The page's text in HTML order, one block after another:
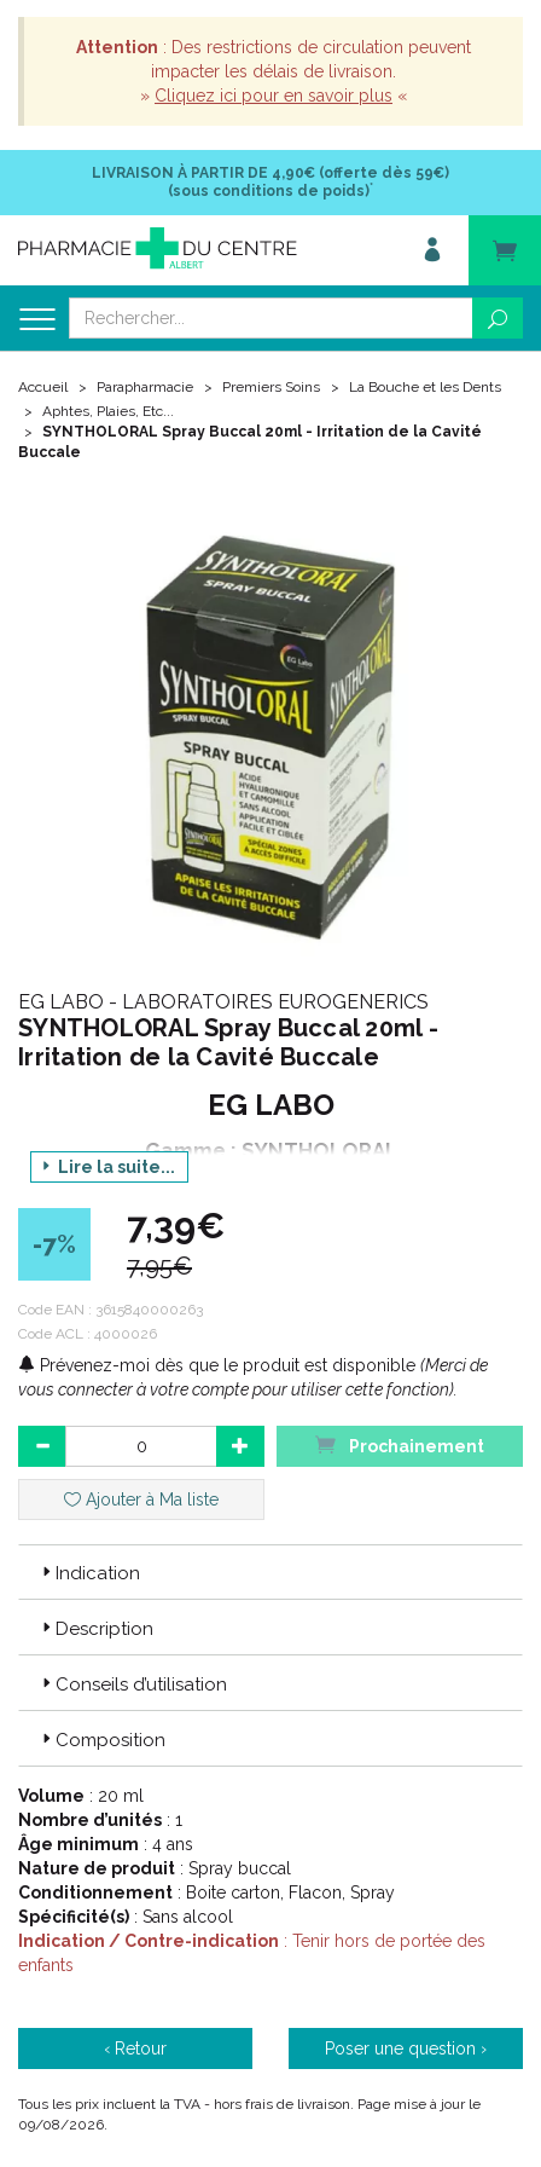
Attention : Des restrictions de circulation peuvent
impacter les délais de livraison.
» Cliquez ici pour en savoir plus «
LIVRAISON À PARTIR DE 4,90€ (offerte dès 59€)
(sous conditions de poids)*
Accueil Parapharmacie Premiers Soins
La Bouche et les Dents
Aphtes, Plaies, Etc...
SYNTHOLORAL Spray Buccal 20ml - Irritation de la Cavité
Buccale
EG LABO - LABORATOIRES EUROGENERICS
SYNTHOLORAL Spray Buccal 20ml -
Irritation de la Cavité Buccale
EG LABO
Gamme : SYNTHOLORAL
Produit : SPRAY BUCCAL
Contenance : 20 ml
Code ACL : 4000026
Code EAN : 3615840000263
Lire la suite...
-7% 7,39€
7,95€
Code EAN : 3615840000263
Code ACL : 4000026
Prévenez-moi dès que le produit est disponible (Merci de
vous connecter à votre compte pour utiliser cette fonction).
Prochainement
Ajouter à Ma liste
Indication
Description
Conseils d’utilisation
Composition
Volume : 20 ml
Nombre d’unités : 1
Âge minimum : 4 ans
Nature de produit : Spray buccal
Conditionnement : Boite carton, Flacon, Spray
Spécificité(s) : Sans alcool
Indication / Contre-indication : Tenir hors de portée des
enfants
‹ Retour Poser une question ›
Tous les prix incluent la TVA - hors frais de livraison. Page mise à jour le
09/08/2026.